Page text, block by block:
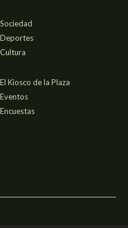
Sociedad
Deportes
Cultura
El Kiosco de la Plaza
Eventos
Encuestas